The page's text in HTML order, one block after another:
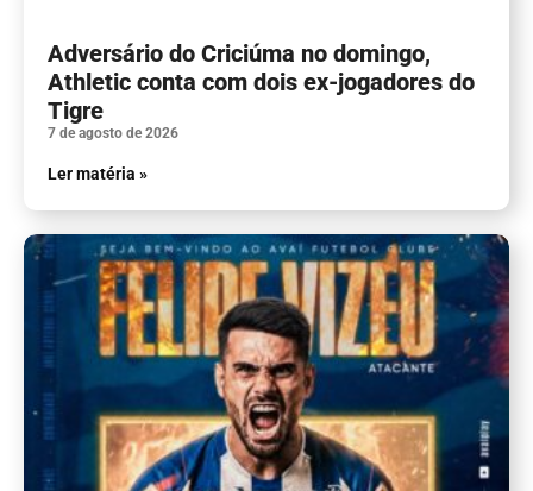
Adversário do Criciúma no domingo,
Athletic conta com dois ex-jogadores do
Tigre
7 de agosto de 2026
Ler matéria »